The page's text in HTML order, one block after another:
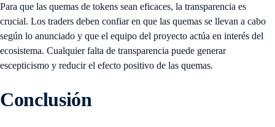
Para que las quemas de tokens sean eficaces, la transparencia es
crucial. Los traders deben confiar en que las quemas se llevan a cabo
según lo anunciado y que el equipo del proyecto actúa en interés del
ecosistema. Cualquier falta de transparencia puede generar
escepticismo y reducir el efecto positivo de las quemas.
Conclusión